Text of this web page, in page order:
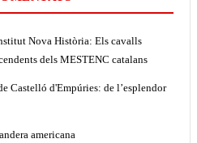
Nova Història: Els cavalls
dels MESTENC catalans
Castelló d'Empúries: de l’esplendor
americana